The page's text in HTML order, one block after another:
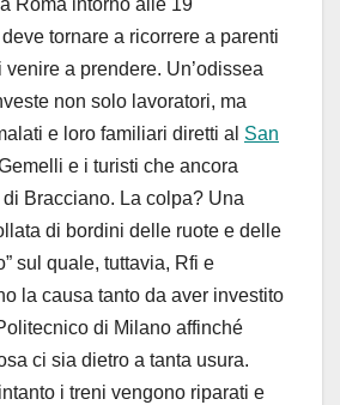
Roma intorno alle 19
tornare a ricorrere a parenti
a prendere. Un’odissea
non solo lavoratori, ma
e loro familiari diretti al San
e i turisti che ancora
Bracciano. La colpa? Una
di bordini delle ruote e delle
sul quale, tuttavia, Rfi e
la causa tanto da aver investito
di Milano affinché
ci sia dietro a tanta usura.
i treni vengono riparati e